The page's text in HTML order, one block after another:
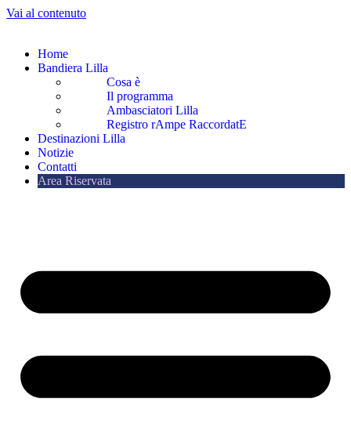
Vai al contenuto
Home
Bandiera Lilla
Cosa è
Il programma
Ambasciatori Lilla
Registro rAmpe RaccordatE
Destinazioni Lilla
Notizie
Contatti
Area Riservata